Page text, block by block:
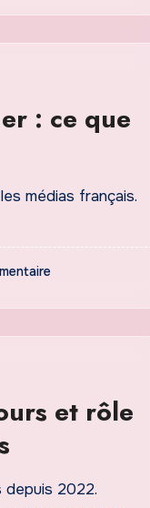
: ce que
médias français.
et rôle
depuis 2022.